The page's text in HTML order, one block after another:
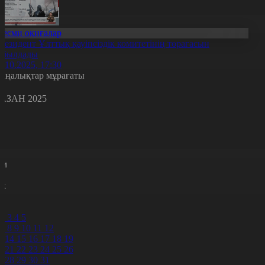
оқиғалар
Ұлттық қауіпсіздік комитетінің төрағасын
17:30
мұрағаты
2025
3 4 5
8 9 10 11 12
14 15 16 17 18 19
21 22 23 24 25 26
28 29 30 31